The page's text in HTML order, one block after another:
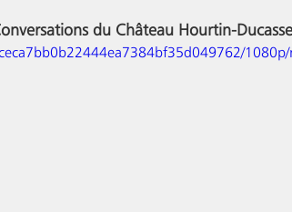
du Château Hourtin-